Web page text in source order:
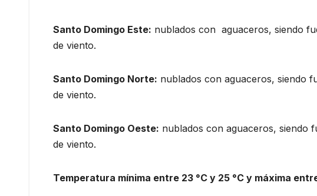
Santo Domingo Este: nublados con aguaceros, siendo
de viento.
Santo Domingo Norte: nublados con aguaceros, siendo
de viento.
Santo Domingo Oeste: nublados con aguaceros, siendo
de viento.
Temperatura mínima entre 23 °C y 25 °C y máxima